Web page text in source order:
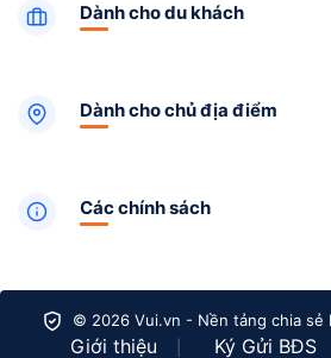
Dành cho du khách
Dành cho chủ địa điểm
Các chính sách
© 2026 Vui.vn - Nền tảng chia sẻ
Giới thiệu Ký Gửi BĐS